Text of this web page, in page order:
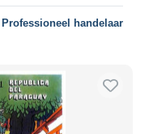
Professioneel handelaar